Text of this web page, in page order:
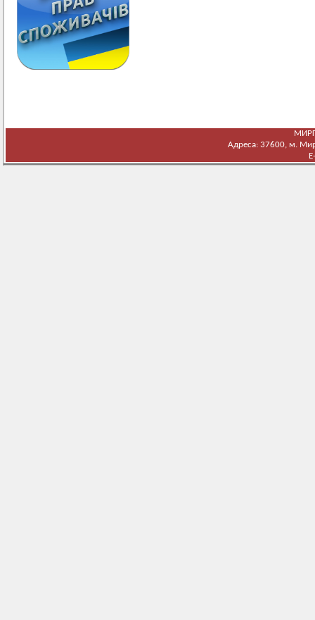
Адреса: 37600, м.